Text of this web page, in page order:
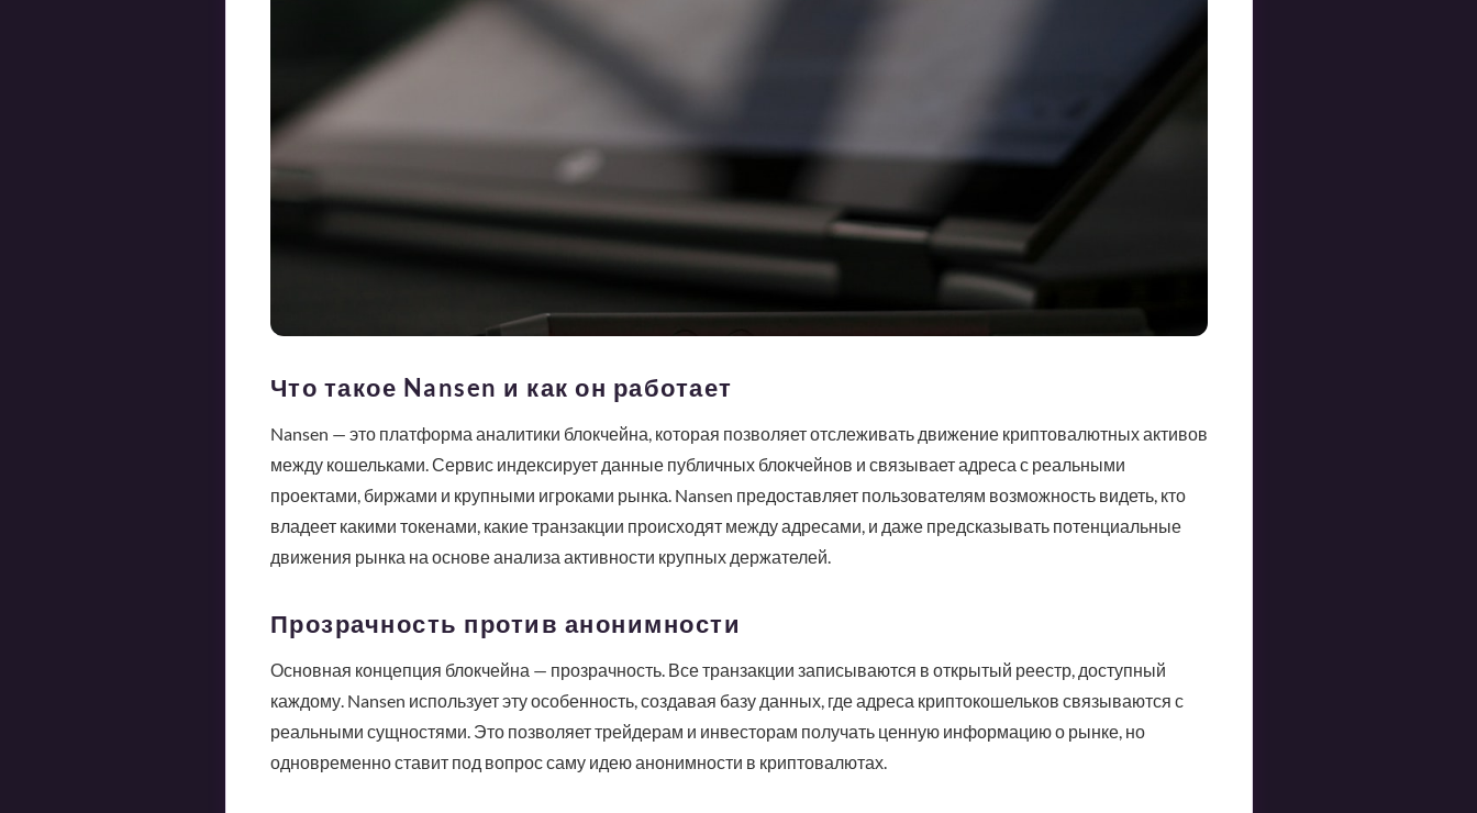
Что такое Nansen и как он работает
Nansen — это платформа аналитики блокчейна, которая позволяет отслеживать движение криптовалютных активов
между кошельками. Сервис индексирует данные публичных блокчейнов и связывает адреса с реальными
проектами, биржами и крупными игроками рынка. Nansen предоставляет пользователям возможность видеть, кто
владеет какими токенами, какие транзакции происходят между адресами, и даже предсказывать потенциальные
движения рынка на основе анализа активности крупных держателей.
Прозрачность против анонимности
Основная концепция блокчейна — прозрачность. Все транзакции записываются в открытый реестр, доступный
каждому. Nansen использует эту особенность, создавая базу данных, где адреса криптокошельков связываются с
реальными сущностями. Это позволяет трейдерам и инвесторам получать ценную информацию о рынке, но
одновременно ставит под вопрос саму идею анонимности в криптовалютах.